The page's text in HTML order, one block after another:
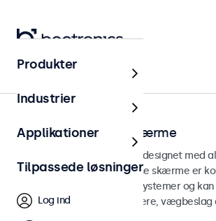
Hjem
75 mm VESA touchskærme
75 mm VESA touchskærme designet med
monteringsmuligheder. Disse skærme er
standard VESA monteringssystemer og
universalstandere, loftholdere,
Produkter
Industrier
Applikationer
Tilpassede løsninger
Log ind